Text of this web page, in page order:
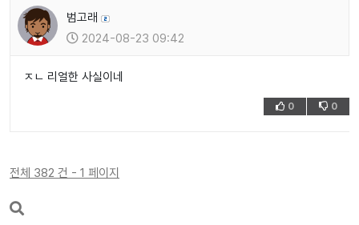
범고래
2024-08-23 09:42
ㅈㄴ 리얼한 사실이네
0 0
전체 382 건 - 1 페이지